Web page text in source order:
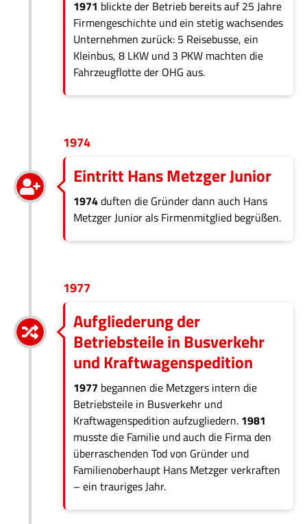
1971 blickte der Betrieb bereits auf 25 Jahre
Firmengeschichte und ein stetig wachsendes
Unternehmen zurück: 5 Reisebusse, ein
Kleinbus, 8 LKW und 3 PKW machten die
Fahrzeugflotte der OHG aus.
1974
Eintritt Hans Metzger Junior
1974duften die Gründer dann auch Hans
Metzger Junior als Firmenmitglied begrüßen.
1977
Aufgliederung der
Betriebsteile in Busverkehr
und Kraftwagenspedition
1977 begannen die Metzgers intern die
Betriebsteile in Busverkehr und
Kraftwagenspedition aufzugliedern. 1981
musste die Familie und auch die Firma den
überraschenden Tod von Gründer und
Familienoberhaupt Hans Metzger verkraften
– ein trauriges Jahr.